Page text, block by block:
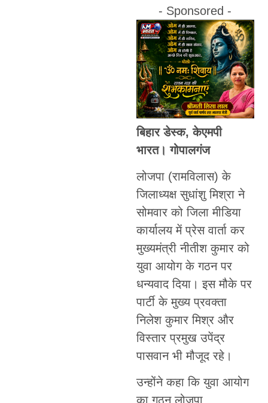
- Sponsored -
बिहार डेस्क, केएमपी
भारत। गोपालगंज
लोजपा (रामविलास) के
जिलाध्यक्ष सुधांशु मिश्रा ने
सोमवार को जिला मीडिया
कार्यालय में प्रेस वार्ता कर
मुख्यमंत्री नीतीश कुमार को
युवा आयोग के गठन पर
धन्यवाद दिया। इस मौके पर
पार्टी के मुख्य प्रवक्ता
निलेश कुमार मिश्र और
विस्तार प्रमुख उपेंद्र
पासवान भी मौजूद रहे।
उन्होंने कहा कि युवा आयोग
का गठन लोजपा